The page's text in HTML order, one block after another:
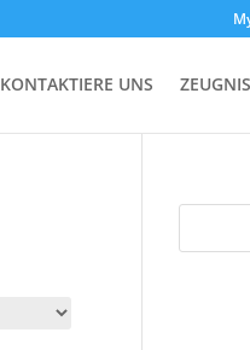
KONTAKTIERE UNS ZEUGNIS